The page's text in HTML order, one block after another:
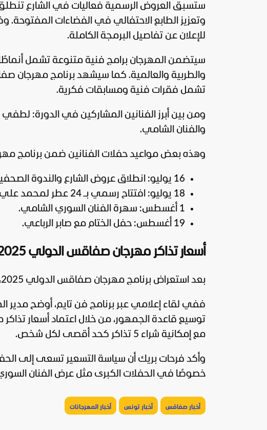
وتعزيز الطابع الاحتفالي في الفضاءات
للإعلان عن تفاصيل البرمجة الكاملة.
سيتضمن المهرجان برامج فنية متنوعة تشمل
تشمل فقرات فنية ومسابقات فكرية.
ومن بين أبرز الفنانين المشاركين في الدورة: لطفي
والفنان الشامي.
وهذه بعض مواعيد حفلات الفنانين ضمن برنامج
16 يوليو: انطلاق عروض الشارع والندوة الصحفية.
18 يوليو: افتتاح رسمي بـ 24 عطر لمحمد علي كمون.
1 أغسطس: سهرة الفنان السوري الشامي.
19 أغسطس: حفل الختام مع صابر الرباعي.
أسعار تذاكر مهرجان صفاقس الدولي 2025
بعد استعراض برنامج مهرجان صفاقس الدولي 2025، لنتعرف إلى أسعار التذاكر.
ففي لقاء إعلامي عبر برنامج فن تايم، أوضح مدير
مع إمكانية شراء 5 تذاكر كحد أقصى لكل شخص.
وأكد فرحات بريك أن سياسة التسعير تسعى إلى
خصوصًا في الحفلات الكبرى مثل عرض الفنان السوري الشامي
أخبار صفاقس أخبار تونس أخبار المهرجانات